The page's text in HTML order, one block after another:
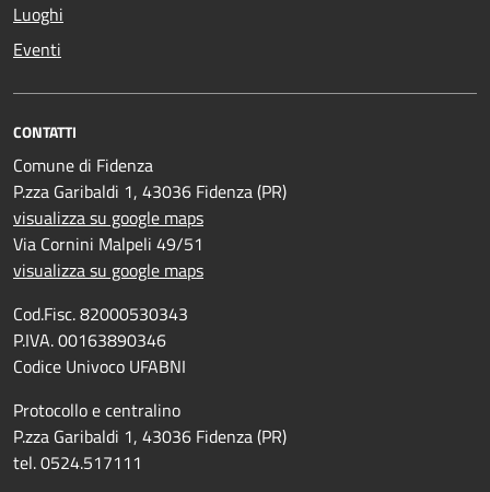
Luoghi
Eventi
CONTATTI
Comune di Fidenza
P.zza Garibaldi 1, 43036 Fidenza (PR)
visualizza su google maps
Via Cornini Malpeli 49/51
visualizza su google maps
Cod.Fisc. 82000530343
P.IVA. 00163890346
Codice Univoco UFABNI
Protocollo e centralino
P.zza Garibaldi 1, 43036 Fidenza (PR)
tel. 0524.517111